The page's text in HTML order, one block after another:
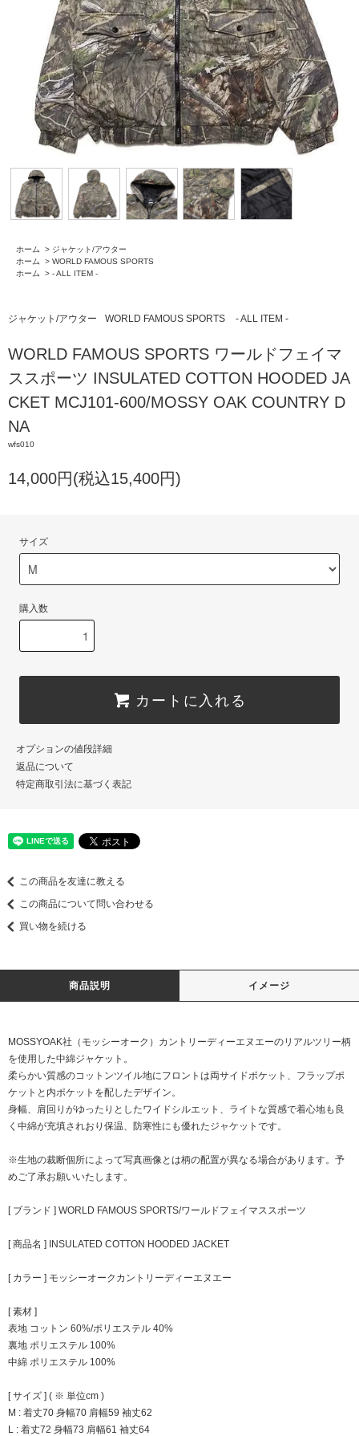
ホーム > ジャケット/アウター
ホーム
> WORLD FAMOUS SPORTS
ホーム
> - ALL ITEM -
ジャケット/アウター WORLD FAMOUS SPORTS - ALL ITEM -
WORLD FAMOUS SPORTS ワールドフェイマ
ススポーツ INSULATED COTTON HOODED JA
CKET MCJ101-600/MOSSY OAK COUNTRY D
NA
wfs010
14,000円(税込15,400円)
サイズ
購入数
カートに入れる
オプションの値段詳細
返品について
特定商取引法に基づく表記
この商品を友達に教える
この商品について問い合わせる
買い物を続ける
商品説明 イメージ
MOSSYOAK社（モッシーオーク）カントリーディーエヌエーのリアルツリー柄
を使用した中綿ジャケット。
柔らかい質感のコットンツイル地にフロントは両サイドポケット、フラップポ
ケットと内ポケットを配したデザイン。
身幅、肩回りがゆったりとしたワイドシルエット、ライトな質感で着心地も良
く中綿が充填されおり保温、防寒性にも優れたジャケットです。
※生地の裁断個所によって写真画像とは柄の配置が異なる場合があります。予
めご了承お願いいたします。
[ ブランド ] WORLD FAMOUS SPORTS/ワールドフェイマススポーツ
[ 商品名 ] INSULATED COTTON HOODED JACKET
[ カラー ] モッシーオークカントリーディーエヌエー
[ 素材 ]
表地 コットン 60%/ポリエステル 40%
裏地 ポリエステル 100%
中綿 ポリエステル 100%
[ サイズ ] ( ※ 単位cm )
M : 着丈70 身幅70 肩幅59 袖丈62
L : 着丈72 身幅73 肩幅61 袖丈64